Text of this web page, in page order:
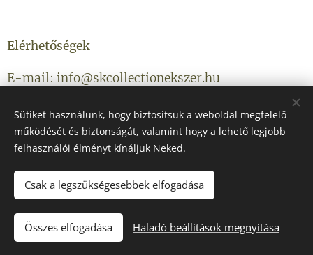
KOSÁRBA
Elérhetőségek
E-mail: info@skcollectionekszer.hu
Az oldalt aWebnodeműködteti
Sütiket használunk, hogy biztosítsuk a weboldal megfelelő
működését és biztonságát, valamint hogy a lehető legjobb
felhasználói élményt kínáljuk Neked.
Csak a legszükségesebbek elfogadása
Összes elfogadása Haladó beállítások megnyitása